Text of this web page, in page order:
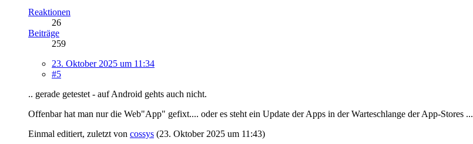
Reaktionen
26
Beiträge
259
23. Oktober 2025 um 11:34
#5
.. gerade getestet - auf Android gehts auch nicht.
Offenbar hat man nur die Web"App" gefixt.... oder es steht ein Update der Apps in der Warteschlange der App-Stores ...
Einmal editiert, zuletzt von cossys (23. Oktober 2025 um 11:43)